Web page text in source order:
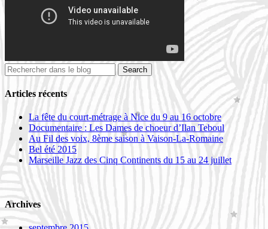
Articles récents
La fête du court-métrage à Nice du 9 au 16 octobre
Documentaire : Les Dames de choeur d’Ilan Teboul
Au Fil des voix, 8ème saison à Vaison-La-Romaine
Bel été 2015
Marseille Jazz des Cinq Continents du 15 au 24 juillet
Archives